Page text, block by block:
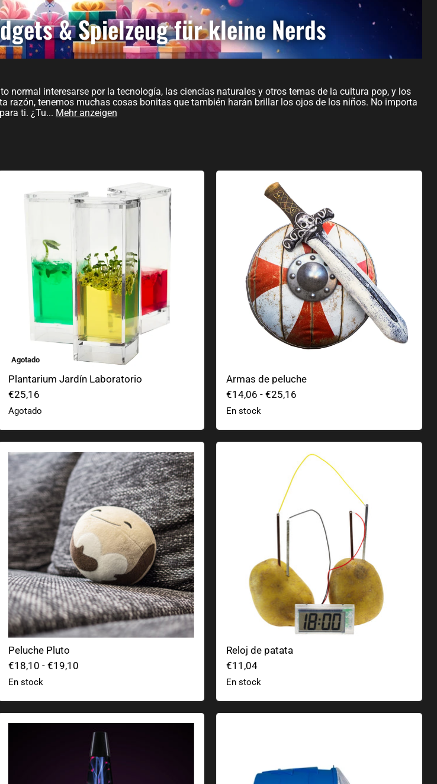
& Spielzeug für kleine Nerds
normal interesarse por la tecnología, las ciencias naturales y otros temas de la cultura pop, y los
razón, tenemos muchas cosas bonitas que también harán brillar los ojos de los niños. No importa
ti. ¿Tu... Mehr anzeigen
Agotado
Plantarium Jardín Laboratorio
Plantarium Jardín Laboratorio
€25,16
Agotado
Armas de peluche
Armas de peluche
€14,06 - €25,16
En stock
Peluche Pluto
Peluche Pluto
€18,10 - €19,10
En stock
Reloj de patata
€11,04
En stock